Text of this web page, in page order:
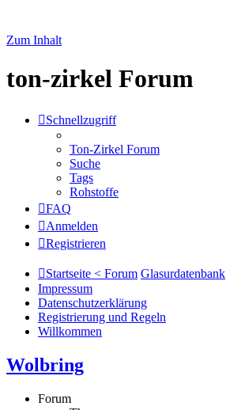
Zum Inhalt
ton-zirkel Forum
Schnellzugriff
Ton-Zirkel Forum
Suche
Tags
Rohstoffe
FAQ
Anmelden
Registrieren
Startseite < Forum Glasurdatenbank
Impressum
Datenschutzerklärung
Registrierung und Regeln
Willkommen
Wolbring
Forum